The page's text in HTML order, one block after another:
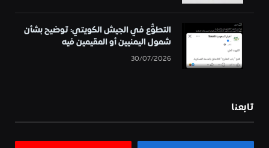
التطوُّع في الجيش الكويتي: توضيح بشأن
شمول اليمنيين أو المقيمين فيه
30/07/2026
تابعنا